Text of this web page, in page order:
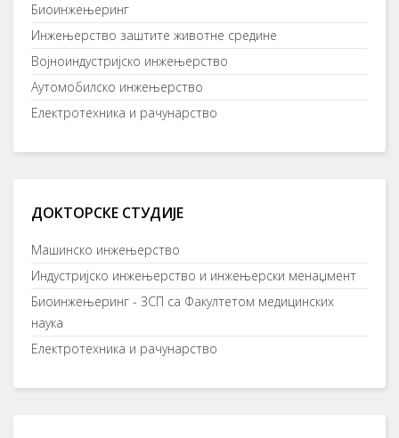
Биоинжењеринг
Инжењерство заштите животне средине
Војноиндустријско инжењерство
Аутомобилско инжењерство
Електротехника и рачунарство
ДОКТОРСКЕ СТУДИЈЕ
Mашинско инжењерство
Индустријско инжењерство и инжењерски менаџмент
Биоинжењеринг - ЗСП са Факултетом медицинских
наука
Електротехника и рачунарство